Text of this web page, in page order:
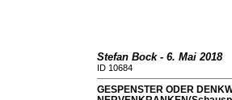
Stefan Bock - 6. Mai 2018
ID 10684
GESPENSTER ODER